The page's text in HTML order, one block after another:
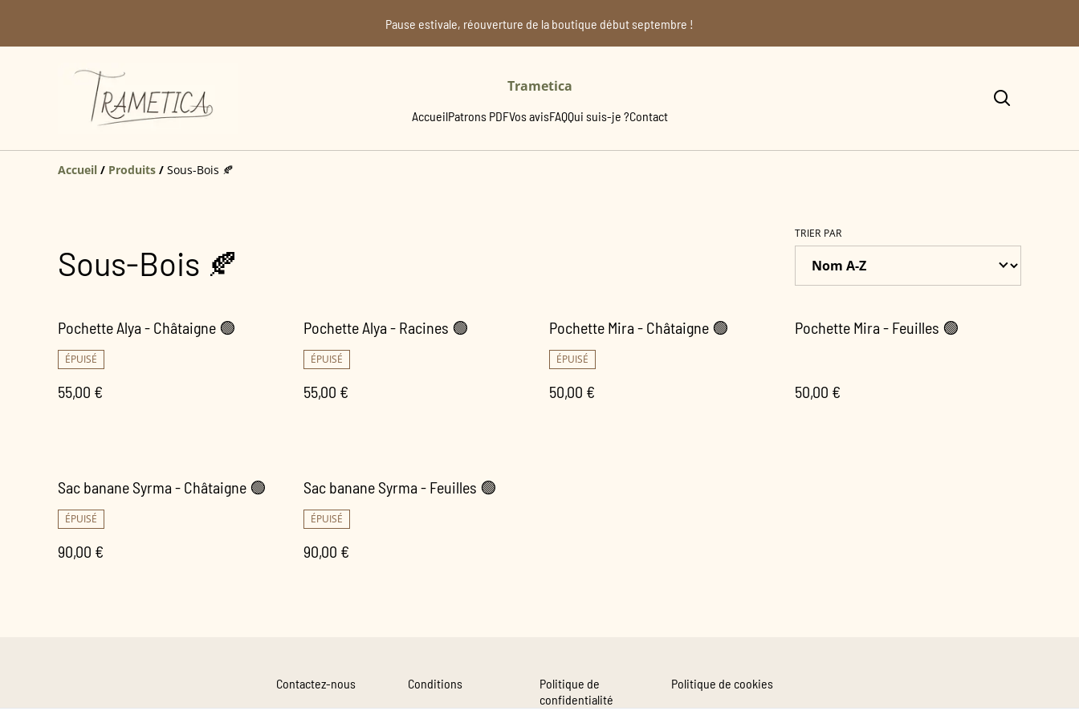
Pause estivale, réouverture de la boutique début septembre !
Trametica
AccueilPatrons PDFVos avisFAQQui suis-je ?Contact
Accueil / Produits / Sous-Bois 🍂
Sous-Bois 🍂
TRIER PAR
Pochette Alya - Châtaigne 🟢
ÉPUISÉ
55,00 €
Pochette Alya - Racines 🟢
ÉPUISÉ
55,00 €
Pochette Mira - Châtaigne 🟢
ÉPUISÉ
50,00 €
Pochette Mira - Feuilles 🟢
50,00 €
Sac banane Syrma - Châtaigne 🟢
ÉPUISÉ
90,00 €
Sac banane Syrma - Feuilles 🟢
ÉPUISÉ
90,00 €
Contactez-nous Conditions
Politique de
confidentialité
Politique de cookies